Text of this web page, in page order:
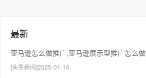
最新
亚马逊怎么做推广,亚马逊展示型推广怎么做
[头条新闻]2025-01-16